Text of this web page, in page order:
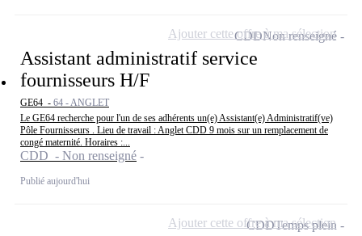
Assistant administratif service
fournisseurs H/F
GE64 - 64 - ANGLET
Le GE64 recherche pour l'un de ses adhérents un(e) Assistant(e) Administratif(ve)
Pôle Fournisseurs . Lieu de travail : Anglet CDD 9 mois sur un remplacement de
congé maternité. Horaires :...
CDD - Non renseigné
Publié aujourd'hui
CDDNon renseigné
Ajouter cette offre à ma sélection
CDDTemps plein
Ajouter cette offre à ma sélection